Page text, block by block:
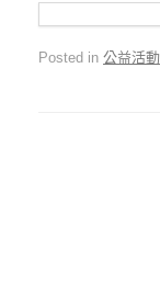
Posted in 公益活動